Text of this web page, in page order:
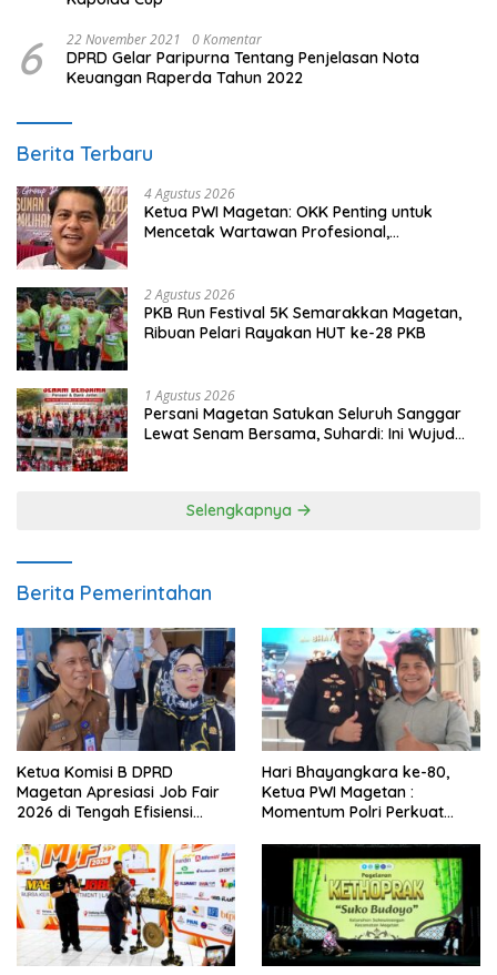
6 22 November 2021 0 Komentar
DPRD Gelar Paripurna Tentang Penjelasan Nota
Keuangan Raperda Tahun 2022
Berita Terbaru
4 Agustus 2026
Ketua PWI Magetan: OKK Penting untuk
Mencetak Wartawan Profesional,
2 Agustus 2026
PKB Run Festival 5K Semarakkan Magetan,
Ribuan Pelari Rayakan HUT ke-28 PKB
1 Agustus 2026
Persani Magetan Satukan Seluruh Sanggar
Lewat Senam Bersama, Suhardi: Ini Wujud
Selengkapnya
Berita Pemerintahan
Ketua Komisi B DPRD
Magetan Apresiasi Job Fair
2026 di Tengah Efisiensi
Hari Bhayangkara ke-80,
Ketua PWI Magetan :
Momentum Polri Perkuat